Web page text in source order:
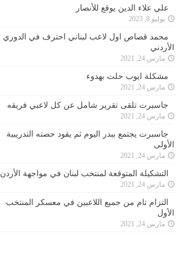
علي علاء الدين يوقع للأنصار
يوليو 8, 2023
محمد قصاص اول لاعب لبناني احترف في الدوري
الأردني
مارس 24, 2021
مشكلة ايوب حلت بهدوء
مارس 24, 2021
جاسبرت تلقى تقرير شامل عن كل لاعبي فريقه
مارس 24, 2021
جاسبرت يجتمع ببدر اليوم ثم يقود حصته التدريبية
الأولى
مارس 24, 2021
التشكيلة المتوقعة لمنتخب لبنان في مواجهة الأردن
مارس 24, 2021
التزام تام من جميع اللاعبين في معسكر المنتخب
الأول
مارس 24, 2021